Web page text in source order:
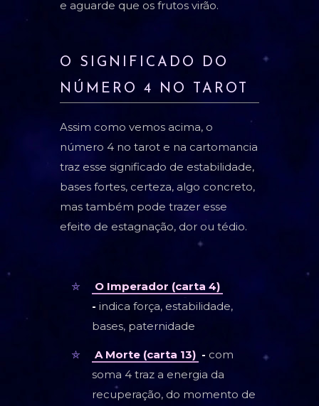
e aguarde que os frutos virão.
O SIGNIFICADO DO
NÚMERO 4 NO TAROT
Assim como vemos acima, o
número 4 no tarot e na cartomancia
traz esse significado de estabilidade,
bases fortes, certeza, algo concreto,
mas também pode trazer esse
efeito de estagnação, dor ou tédio.
O Imperador (carta 4)
- indica força, estabilidade,
bases, paternidade
A Morte (carta 13) - com
soma 4 traz a energia da
recuperação, do momento de